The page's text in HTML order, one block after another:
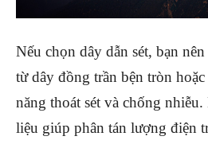
Nếu chọn dây dẫn sét, bạn
từ dây đồng trần bện tròn
năng thoát sét và chống
liệu giúp phân tán lượng điện